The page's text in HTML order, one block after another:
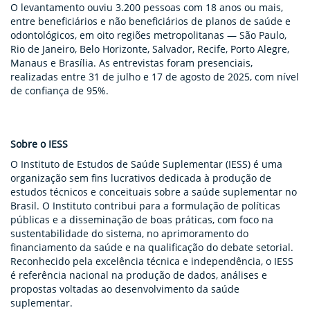
O levantamento ouviu 3.200 pessoas com 18 anos ou mais,
entre beneficiários e não beneficiários de planos de saúde e
odontológicos, em oito regiões metropolitanas — São Paulo,
Rio de Janeiro, Belo Horizonte, Salvador, Recife, Porto Alegre,
Manaus e Brasília. As entrevistas foram presenciais,
realizadas entre 31 de julho e 17 de agosto de 2025, com nível
de confiança de 95%.
Sobre o IESS
O Instituto de Estudos de Saúde Suplementar (IESS) é uma
organização sem fins lucrativos dedicada à produção de
estudos técnicos e conceituais sobre a saúde suplementar no
Brasil. O Instituto contribui para a formulação de políticas
públicas e a disseminação de boas práticas, com foco na
sustentabilidade do sistema, no aprimoramento do
financiamento da saúde e na qualificação do debate setorial.
Reconhecido pela excelência técnica e independência, o IESS
é referência nacional na produção de dados, análises e
propostas voltadas ao desenvolvimento da saúde
suplementar.